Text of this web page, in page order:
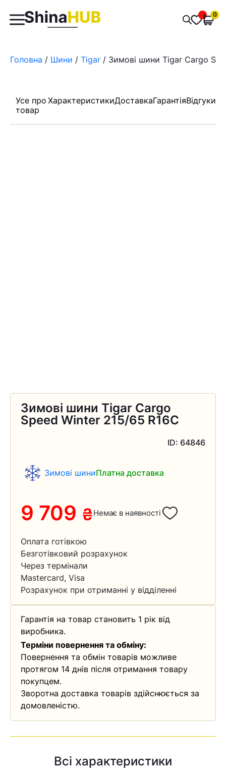
Пошук
товарів
0
Головна / Шини / Tigar / Зимові шини Tigar Cargo
Усе про
товар
ХарактеристикиДоставкаГарантіяВідгуки
Зимові шини Tigar Cargo
Speed Winter 215/65 R16C
ID: 64846
Зимові шиниПлатна доставка
9 709 ₴Немає в наявності
Оплата готівкою
Безготівковий розрахунок
Через термінали
Mastercard, Visa
Розрахунок при отриманні у відділенні
Гарантія на товар становить 1 рік від
виробника.
Терміни повернення та обміну:
Повернення та обмін товарів можливе
протягом 14 днів після отримання товару
покупцем.
Зворотна доставка товарів здійснюється за
домовленістю.
Всі характеристики